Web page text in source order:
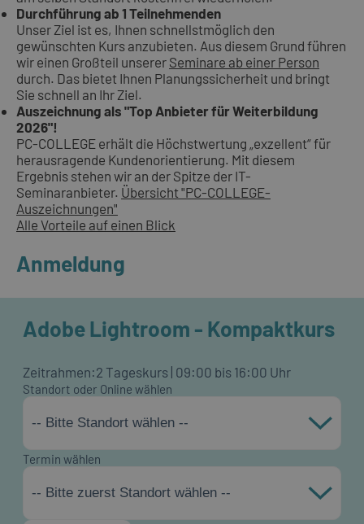
Durchführung ab 1 Teilnehmenden
Unser Ziel ist es, Ihnen schnellstmöglich den
gewünschten Kurs anzubieten. Aus diesem Grund führen
wir einen Großteil unserer Seminare ab einer Person
durch. Das bietet Ihnen Planungssicherheit und bringt
Sie schnell an Ihr Ziel.
Auszeichnung als "Top Anbieter für Weiterbildung
2026"!
PC-COLLEGE erhält die Höchstwertung „exzellent“ für
herausragende Kundenorientierung. Mit diesem
Ergebnis stehen wir an der Spitze der IT-
Seminaranbieter. Übersicht "PC-COLLEGE-
Auszeichnungen"
Alle Vorteile auf einen Blick
Anmeldung
Adobe Lightroom - Kompaktkurs
Zeitrahmen:2 Tageskurs | 09:00 bis 16:00 Uhr
Standort oder Online wählen
-- Bitte Standort wählen --
Termin wählen
-- Bitte zuerst Standort wählen --